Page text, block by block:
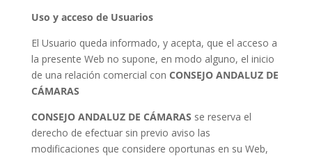
Uso y acceso de Usuarios
El Usuario queda informado, y acepta, que el acceso a
la presente Web no supone, en modo alguno, el inicio
de una relación comercial con CONSEJO ANDALUZ DE
CÁMARAS
CONSEJO ANDALUZ DE CÁMARAS se reserva el
derecho de efectuar sin previo aviso las
modificaciones que considere oportunas en su Web,